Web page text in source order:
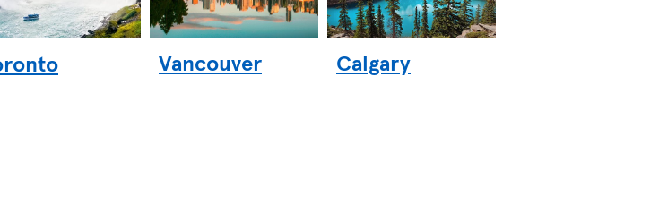
Vancouver Calgary